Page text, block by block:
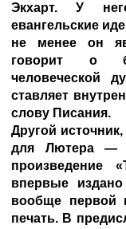
Экхарт. У
евангельские
не менее он
говорит о
человеческой
ставляет
слову Писания.
Другой
для Лютера —
произведение
впервые
вообще первой
печать. В